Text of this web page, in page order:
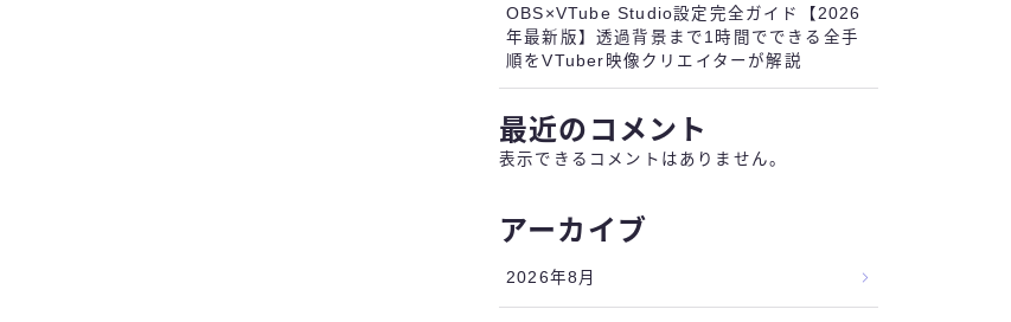
OBS×VTube Studio設定完全ガイド【2026
年最新版】透過背景まで1時間でできる全手
順をVTuber映像クリエイターが解説
最近のコメント
表示できるコメントはありません。
アーカイブ
2026年8月